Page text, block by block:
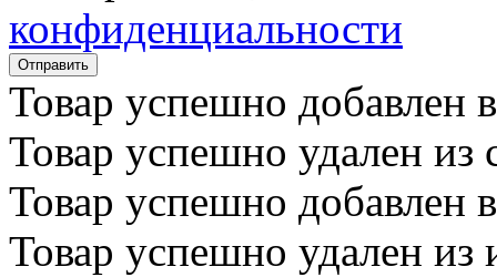
конфиденциальности
Товар успешно добавлен
Товар успешно удален из
Товар успешно добавлен
Товар успешно удален из